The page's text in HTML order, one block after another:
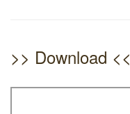
>> Download <<